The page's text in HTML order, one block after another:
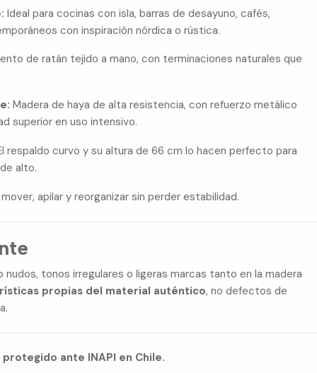
Ideal para cocinas con isla, barras de desayuno, cafés,
con inspiración nórdica o rústica.
de ratán tejido a mano, con terminaciones naturales que
Madera de haya de alta resistencia, con refuerzo metálico
superior en uso intensivo.
respaldo curvo y su altura de 66 cm lo hacen perfecto para
alto.
apilar y reorganizar sin perder estabilidad.
nudos, tonos irregulares o ligeras marcas tanto en la madera
propias del material auténtico, no defectos de
ante INAPI en Chile.